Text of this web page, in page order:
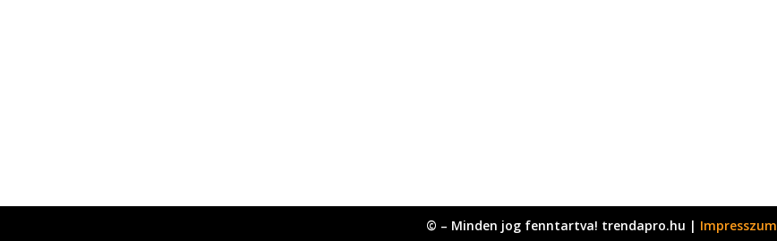
© – Minden jog fenntartva! trendapro.hu | Impresszum